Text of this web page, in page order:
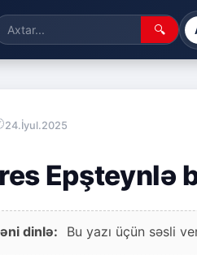
🔍
24.İyul.2025
Epşteynlə
dinlə: Bu yazı üçün səsli